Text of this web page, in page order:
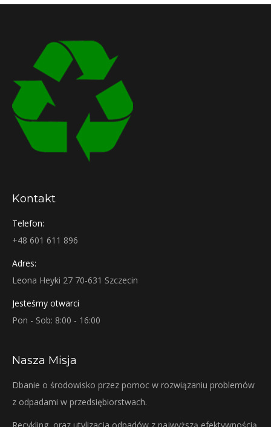
Kontakt
Telefon:
+48 601 611 896
Adres:
Leona Heyki 27 70-631 Szczecin
Jesteśmy otwarci
Pon - Sob: 8:00 - 16:00
Nasza Misja
Dbanie o środowisko przez pomoc w rozwiązaniu problemów
z odpadami w przedsiębiorstwach.